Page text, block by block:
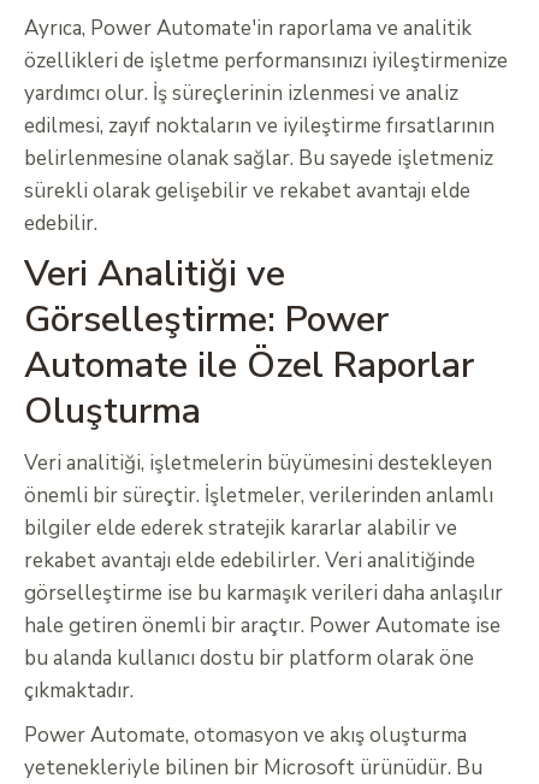
Ayrıca, Power Automate'in raporlama ve analitik
özellikleri de işletme performansınızı iyileştirmenize
yardımcı olur. İş süreçlerinin izlenmesi ve analiz
edilmesi, zayıf noktaların ve iyileştirme fırsatlarının
belirlenmesine olanak sağlar. Bu sayede işletmeniz
sürekli olarak gelişebilir ve rekabet avantajı elde
edebilir.
Veri Analitiği ve
Görselleştirme: Power
Automate ile Özel Raporlar
Oluşturma
Veri analitiği, işletmelerin büyümesini destekleyen
önemli bir süreçtir. İşletmeler, verilerinden anlamlı
bilgiler elde ederek stratejik kararlar alabilir ve
rekabet avantajı elde edebilirler. Veri analitiğinde
görselleştirme ise bu karmaşık verileri daha anlaşılır
hale getiren önemli bir araçtır. Power Automate ise
bu alanda kullanıcı dostu bir platform olarak öne
çıkmaktadır.
Power Automate, otomasyon ve akış oluşturma
yetenekleriyle bilinen bir Microsoft ürünüdür. Bu